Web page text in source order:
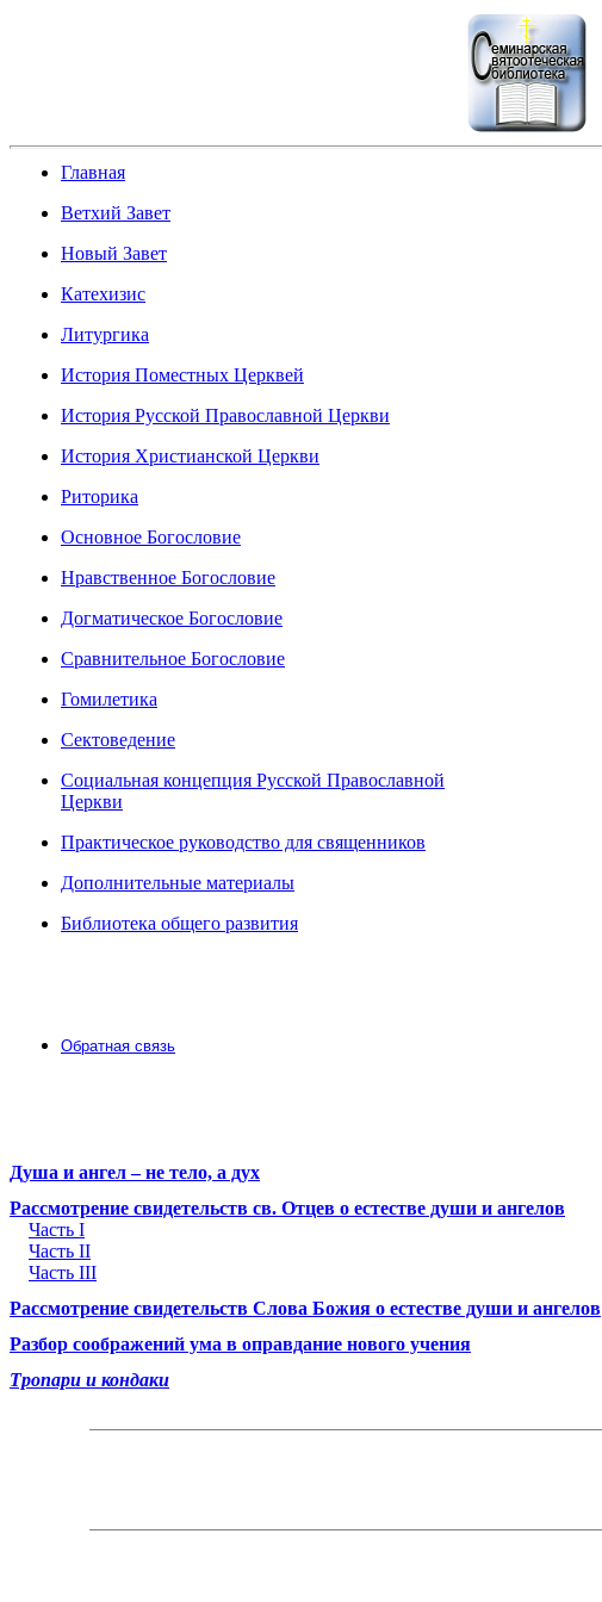
Главная
Ветхий Завет
Новый Завет
Катехизис
Литургика
История Поместных Церквей
История Русской Православной Церкви
История Христианской Церкви
Риторика
Основное Богословие
Нравственное Богословие
Догматическое Богословие
Сравнительное Богословие
Гомилетика
Сектоведение
Социальная концепция Русской Православной
Церкви
Практическое руководство для священников
Дополнительные материалы
Библиотека общего развития
Обратная связь
Душа и ангел – не тело, а дух
Рассмотрение свидетельств св. Отцев о естестве души и ангелов
Часть I
Часть II
Часть III
Рассмотрение свидетельств Слова Божия о естестве души и ангелов
Разбор соображений ума в оправдание нового учения
Тропари и кондаки